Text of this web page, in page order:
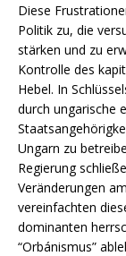
Diese
Politik zu, die
stärken und zu
Kontrolle des
Hebel. In
durch ungarische
Ungarn zu
Regierung
Veränderungen
vereinfachten
dominanten
“Orbánismus”